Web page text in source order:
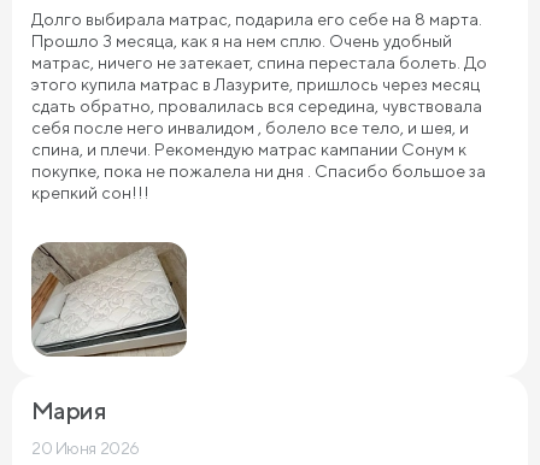
Долго выбирала матрас, подарила его себе на 8 марта.
Прошло 3 месяца, как я на нем сплю. Очень удобный
матрас, ничего не затекает, спина перестала болеть. До
этого купила матрас в Лазурите, пришлось через месяц
сдать обратно, провалилась вся середина, чувствовала
себя после него инвалидом , болело все тело, и шея, и
спина, и плечи. Рекомендую матрас кампании Сонум к
покупке, пока не пожалела ни дня . Спасибо большое за
крепкий сон!!!
Мария
20 Июня 2026